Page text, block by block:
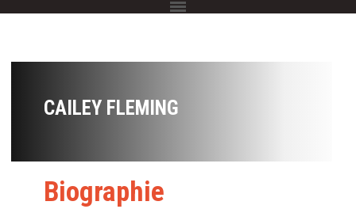
CAILEY FLEMING
Biographie